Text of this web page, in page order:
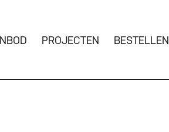
PROJECTEN BESTELLEN